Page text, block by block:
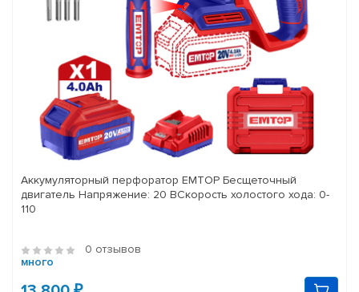
Аккумуляторный перфоратор EMTOP Бесщеточный
двигатель Напряжение: 20 ВСкорость холостого хода: 0-
110
0 отзывов
много